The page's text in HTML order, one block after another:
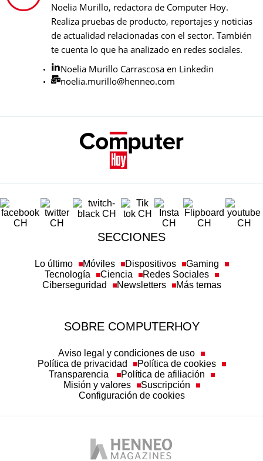
Noelia Murillo, redactora de Computer Hoy.
Realiza pruebas de producto, reportajes y noticias
de actualidad relacionadas con el sector. También
te cuenta lo que ha analizado en redes sociales.
Noelia Murillo Carrascosa en Linkedin
noelia.murillo@henneo.com
SECCIONES
Móviles Dispositivos
Aviso legal y condiciones de uso
Misión y valores
Suscripción
Configuración de cookies